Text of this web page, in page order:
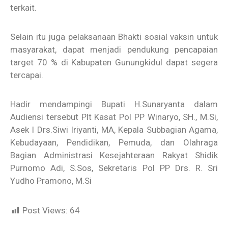
terkait.
Selain itu juga pelaksanaan Bhakti sosial vaksin untuk
masyarakat, dapat menjadi pendukung pencapaian
target 70 % di Kabupaten Gunungkidul dapat segera
tercapai.
Hadir mendampingi Bupati H.Sunaryanta dalam
Audiensi tersebut Plt Kasat Pol PP Winaryo, SH., M.Si,
Asek I Drs.Siwi Iriyanti, MA, Kepala Subbagian Agama,
Kebudayaan, Pendidikan, Pemuda, dan Olahraga
Bagian Administrasi Kesejahteraan Rakyat Shidik
Purnomo Adi, S.Sos, Sekretaris Pol PP Drs. R. Sri
Yudho Pramono, M.Si
Post Views: 64